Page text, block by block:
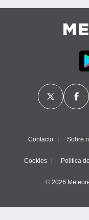
Contacto Sobre
Cookies Política
© 2026